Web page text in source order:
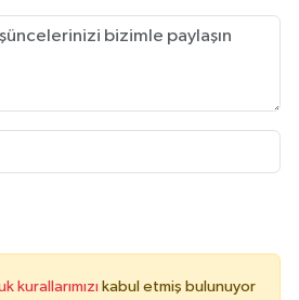
kurallarımızı kabul etmiş bulunuyor